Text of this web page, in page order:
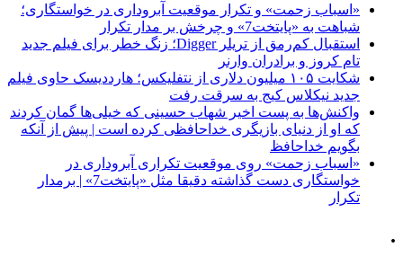
«اسباب زحمت» و تکرار موقعیت آبروداری در خواستگاری؛
شباهت به «پایتخت7» و چرخش بر مدار تکرار
استقبال کم‌رمق از تریلر Digger؛ زنگ خطر برای فیلم جدید
تام کروز و برادران وارنر
شکایت ۱۰۵ میلیون دلاری از نتفلیکس؛ هارددیسک حاوی فیلم
جدید نیکلاس کیج به سرقت رفت
واکنش‌ها به پست اخیر شهاب حسینی که خیلی‌ها گمان کردند
که او از دنیای بازیگری خداحافظی کرده است | پیش از آنکه
بگویم خداحافظ
«اسباب زحمت» روی موقعیت تکراری آبروداری در
خواستگاری دست گذاشته دقیقا مثل «پایتخت7» | برمدار
تکرار
.